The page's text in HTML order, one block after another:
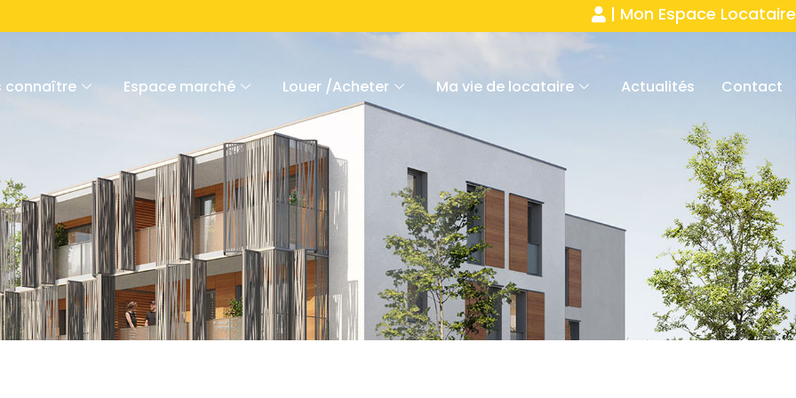
| Mon Espace Locataire
connaître Espace marché Louer /Acheter Ma vie de locataire Actualités Contact